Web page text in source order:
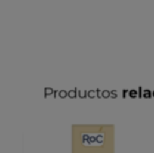
Productos